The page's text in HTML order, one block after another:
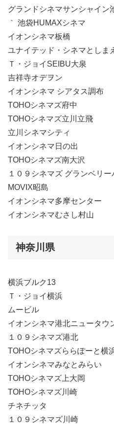
グランドシネマサンシャイン
｀ 池袋HUMAXシネマ
イオンシネマ板橋
ユナイテッド・シネマとしま
Ｔ・ジョイSEIBU大泉
吉祥寺オデヲン
イオンシネマ シアタス調布
TOHOシネマズ府中
TOHOシネマズ立川立飛
立川シネマシティ
イオンシネマ日の出
TOHOシネマズ南大沢
１０９シネマズ グランベリー
MOVIX昭島
イオンシネマ多摩センター
イオンシネマむさし村山
神奈川県
横浜ブルク13
Ｔ・ジョイ横浜
ムービル
イオンシネマ港北ニュータウ
１０９シネマズ港北
TOHOシネマズららぽーと横
イオンシネマみなとみらい
TOHOシネマズ上大岡
TOHOシネマズ川崎
チネチッタ
１０９シネマズ川崎